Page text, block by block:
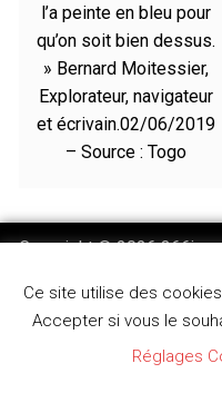
l’a peinte en bleu pour
qu’on soit bien dessus.
» Bernard Moitessier,
Explorateur, navigateur
et écrivain.02/06/2019
– Source : Togo
Copyright © 2026
Ce site utilise des
Accepter si vous le
Réglages